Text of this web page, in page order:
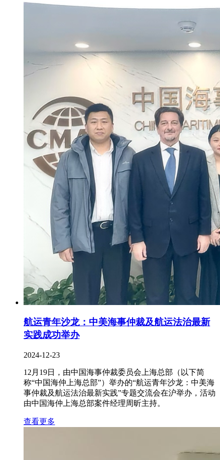
航运青年沙龙：中美海事仲裁及航运法治最新
实践成功举办
2024-12-23
12月19日，由中国海事仲裁委员会上海总部（以下简
称“中国海仲上海总部”）举办的“航运青年沙龙：中美海
事仲裁及航运法治最新实践”专题交流会在沪举办，活动
由中国海仲上海总部案件经理周昕主持。
查看更多